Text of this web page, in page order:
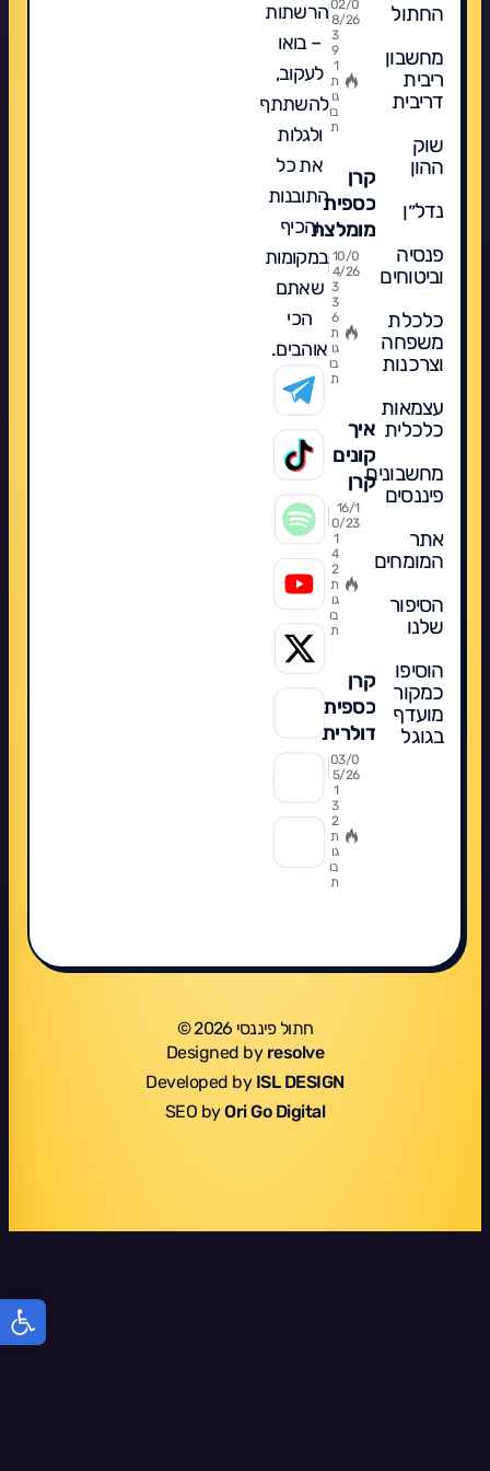
בבורסה
השוואה,
ניהול
מומלץ?
02/0
8/26
3
9
1
ת
גו
בו
ת
קרן
כספית
מומלצת
פופולרית
ומה
לקנות
לשנת
2026
10/0
4/26
3
3
6
ת
גו
בו
ת
איך
קונים
קרן
כספית?
16/1
0/23
1
4
2
ת
גו
בו
ת
קרן
כספית
דולרית
2026:
מדריך
מקיף
להשקעה
חכמה,
השוואה
03/0
5/26
1
3
2
ת
גו
בו
ת
החתול
מחשבון
ריבית
דריבית
שוק
ההון
נדל״ן
פנסיה
וביטוחים
כלכלת
משפחה
וצרכנות
עצמאות
כלכלית
מחשבונים
פיננסים
אתר
המומחים
הסיפור
שלנו
הוסיפו
כמקור
מועדף
בגוגל
עליה
הרשתות
– בואו
לעקוב,
להשתתף
ולגלות
את כל
התובנות
והכיף
במקומות
שאתם
הכי
אוהבים.
חתול פיננסי 2026 ©
Designed by resolve
Developed by ISL DESIGN
SEO byOri Go Digital
פתח